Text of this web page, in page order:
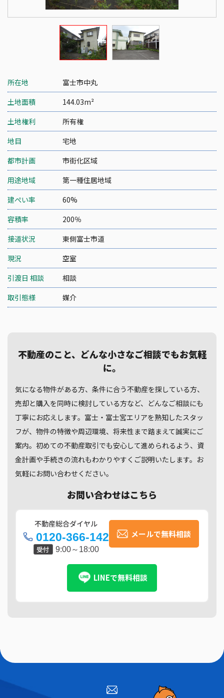
所在地
富士市中丸
土地面積
144.03m²
土地権利
所有権
地目
宅地
都市計画
市街化区域
用途地域
第一種住居地域
建ぺい率
60%
容積率
200％
接道状況
東側富士市道
現況
空室
引渡日 相談
相談
取引態様
媒介
不動産のこと、どんな小さなご相談でもお気軽
に。
気になる物件がある方、条件に合う不動産を探している方、
売却と購入を同時に検討している方など、どんなご相談にも
丁寧にお応えします。富士・富士宮エリアを熟知したスタッ
フが、物件の特徴や周辺環境、将来性まで踏まえて誠実にご
案内。初めての不動産取引でも安心して進められるよう、資
金計画や手続きの流れもわかりやすくご説明いたします。お
気軽にお問い合わせください。
お問い合わせはこちら
不動産総合ダイヤル
0120-366-142
受付 9:00～18:00
メールで無料相談
LINEで無料相談